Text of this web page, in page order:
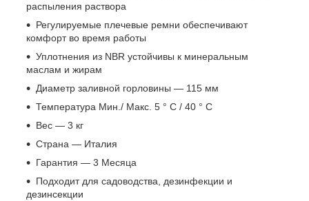
распыления раствора
Регулируемые плечевые ремни обеспечивают
комфорт во время работы
Уплотнения из NBR устойчивы к минеральным
маслам и жирам
Диаметр заливной горловины — 115 мм
Температура Мин./ Макс. 5 ° C / 40 ° C
Вес — 3 кг
Страна — Италия
Гарантия — 3 Месяца
Подходит для садоводства, дезинфекции и
дезинсекции